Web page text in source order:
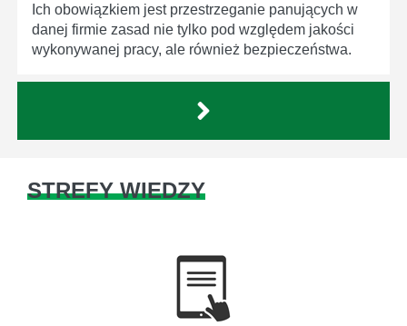
Ich obowiązkiem jest przestrzeganie panujących w
danej firmie zasad nie tylko pod względem jakości
wykonywanej pracy, ale również bezpieczeństwa.
STREFY WIEDZY